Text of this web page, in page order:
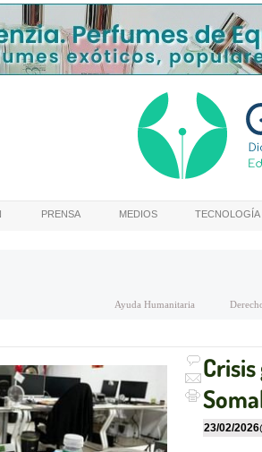
PRENSA MEDIOS TECNOLOGÍA
Ayuda Humanitaria
23/02/2026